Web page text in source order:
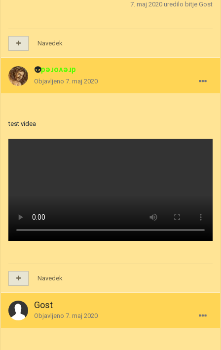
7. maj 2020 uredilo bitje Gost
Navedek
👽drevored
Objavljeno 7. maj 2020
test videa
Navedek
Gost
Objavljeno 7. maj 2020